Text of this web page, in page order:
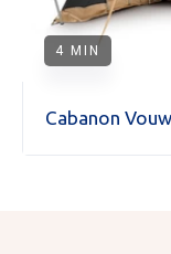
4 MIN
Cabanon